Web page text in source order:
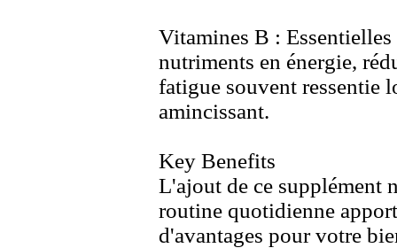
Vitamines B :
nutriments en énergie,
fatigue souvent ressentie
amincissant.
Key Benefits
L'ajout de ce supplément
routine quotidienne
d'avantages pour votre